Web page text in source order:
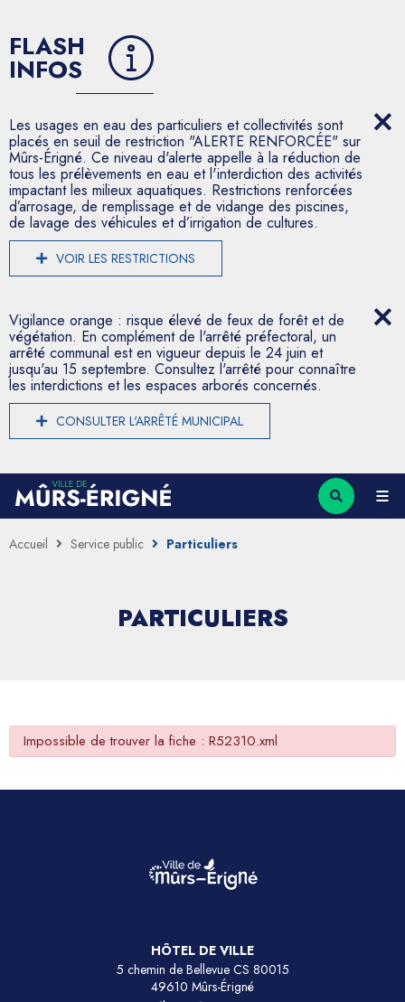
FLASH
INFOS
Les usages en eau des particuliers et collectivités sont
placés en seuil de restriction "ALERTE RENFORCÉE" sur
Mûrs-Érigné. Ce niveau d'alerte appelle à la réduction de
tous les prélèvements en eau et l'interdiction des activités
impactant les milieux aquatiques. Restrictions renforcées
d’arrosage, de remplissage et de vidange des piscines,
de lavage des véhicules et d’irrigation de cultures.
VOIR LES RESTRICTIONS
Vigilance orange : risque élevé de feux de forêt et de
végétation. En complément de l'arrêté préfectoral, un
arrêté communal est en vigueur depuis le 24 juin et
jusqu'au 15 septembre. Consultez l'arrêté pour connaître
les interdictions et les espaces arborés concernés.
CONSULTER L'ARRÊTÉ MUNICIPAL
Accueil Service public Particuliers
PARTICULIERS
Impossible de trouver la fiche : R52310.xml
HÔTEL DE VILLE
5 chemin de Bellevue CS 80015
49610 Mûrs-Érigné